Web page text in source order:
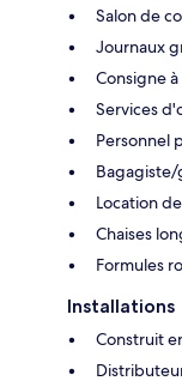
Salon de
Journaux
Consigne
Services
Personnel
Location
Chaises
Formules
Installations
Construit